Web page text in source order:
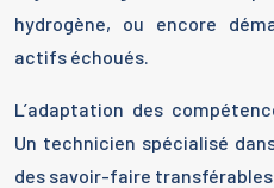
hydrogène, ou encore
actifs échoués.
L’adaptation des
Un technicien spécialisé
des savoir-faire